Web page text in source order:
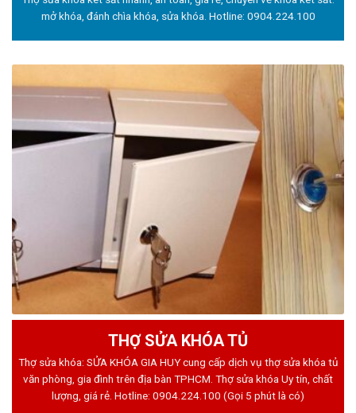
mở khóa, đánh chìa khóa, sửa khóa. Hotline: 0904.224.100
THỢ SỬA KHÓA TỦ
Thợ sửa khóa: SỬA KHÓA GIA HUY cung cấp dịch vụ thợ sửa khóa tủ
văn phòng, gia đình trên địa bàn TPHCM. Thợ sửa khóa Uy tín, chất
lượng, giá rẻ. Hotline: 0904.224.100 (Gọi 5 phút là có)